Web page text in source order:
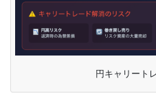
円キャリート